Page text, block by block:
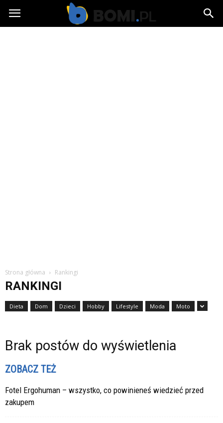
Bomi.pl
Strona główna Rankingi
RANKINGI
Dieta Dom Dzieci Hobby Lifestyle Moda Moto
Brak postów do wyświetlenia
ZOBACZ TEŻ
Fotel Ergohuman – wszystko, co powinieneś wiedzieć przed
zakupem